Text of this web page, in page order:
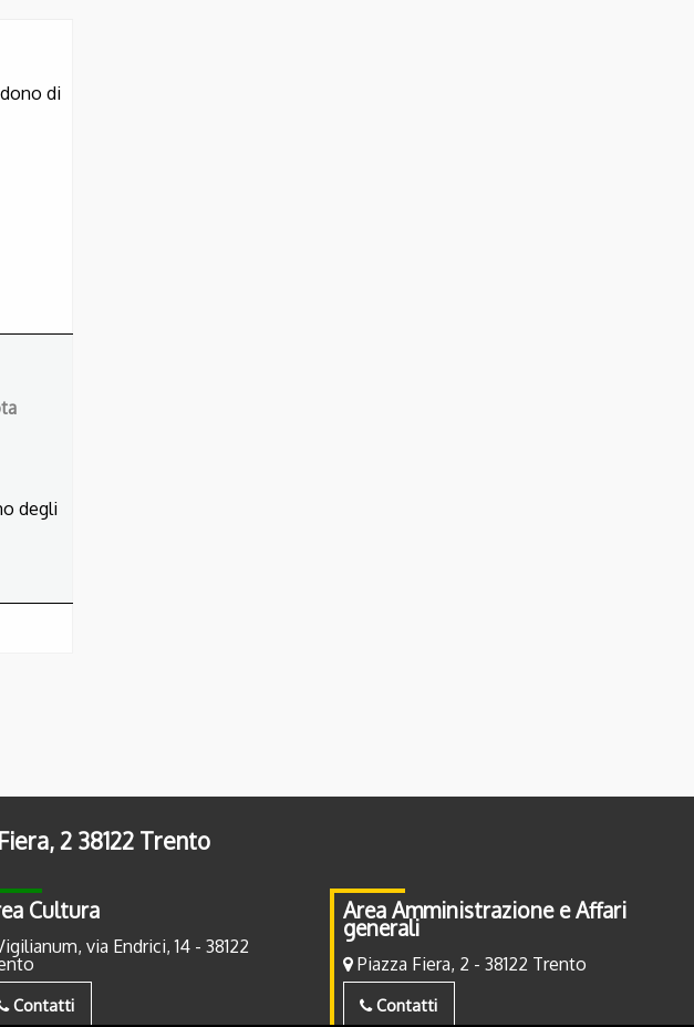
di
degli
2 38122 Trento
Cultura
via Endrici, 14 - 38122
Contatti
Area Amministrazione e Affari
generali
Piazza Fiera, 2 - 38122 Trento
Contatti